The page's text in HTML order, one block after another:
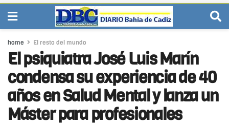
home El resto del mundo
El psiquiatra José Luis Marín
condensa su experiencia de 40
años en Salud Mental y lanza un
Máster para profesionales